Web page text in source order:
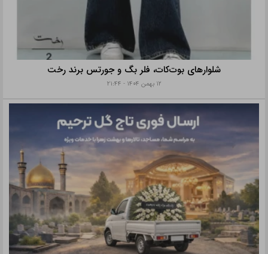
شلوارهای بوت‌کات، فلر بگ و جورتس برند رخت
۱۲ بهمن ۱۴۰۴ - ۲۱:۴۴